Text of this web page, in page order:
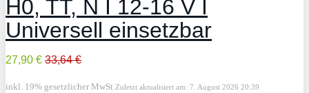
H0, TT, N I 12-16 V I
Universell einsetzbar
27,90 € 33,64 €
inkl. 19% gesetzlicher MwSt.Zuletzt aktualisiert am: 7. August 2026 20:39